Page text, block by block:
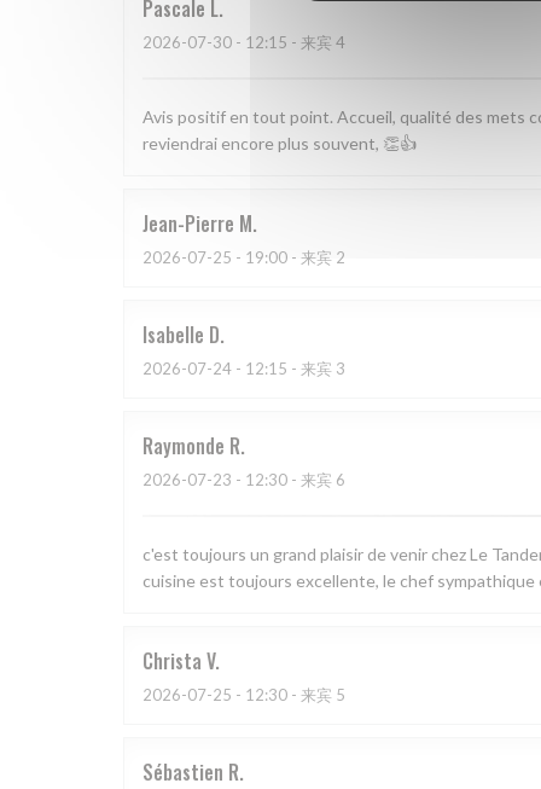
Pascale L
2026-07-30 - 12:15 - 来宾 4
Avis positif en tout point. Accueil, qualité des mets
reviendrai encore plus souvent, 👏👍
Jean-Pierre M
2026-07-25 - 19:00 - 来宾 2
Isabelle D
2026-07-24 - 12:15 - 来宾 3
Raymonde R
2026-07-23 - 12:30 - 来宾 6
c'est toujours un grand plaisir de venir chez Le
cuisine est toujours excellente, le chef
Christa V
2026-07-25 - 12:30 - 来宾 5
Sébastien R